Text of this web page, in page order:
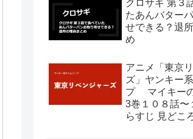
クロサギ 第３
たあんバター
せできる？退
め
アニメ「東京
ズ」ヤンキー
プ マイキー
3巻１０８話〜
らすじ 見どこ